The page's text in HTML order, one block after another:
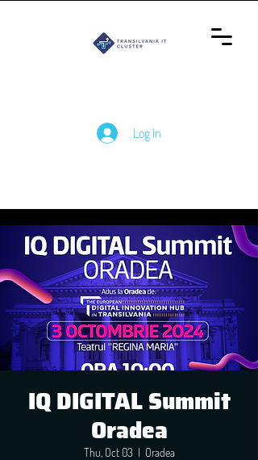
Log In
IQ DIGITAL Summit
Oradea
Thu, Oct 03
  |
Oradea